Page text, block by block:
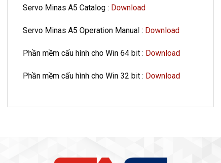
Servo Minas A5 Catalog : Download
Servo Minas A5 Operation Manual : Download
Phần mềm cấu hình cho Win 64 bit : Download
Phần mềm cấu hình cho Win 32 bit : Download